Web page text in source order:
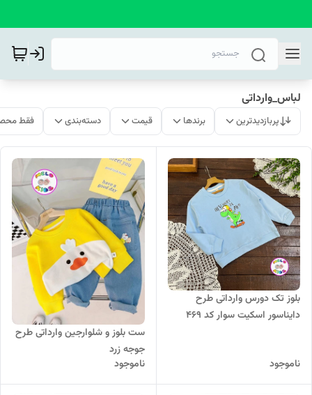
لباس_وارداتی
پربازدیدترین برندها قیمت دسته‌بندی فقط
بلوز تک دورس وارداتی طرح
دایناسور اسکیت سوار کد 469
ناموجود
ست بلوز و شلوارجین وارداتی طرح
جوجه زرد
ناموجود